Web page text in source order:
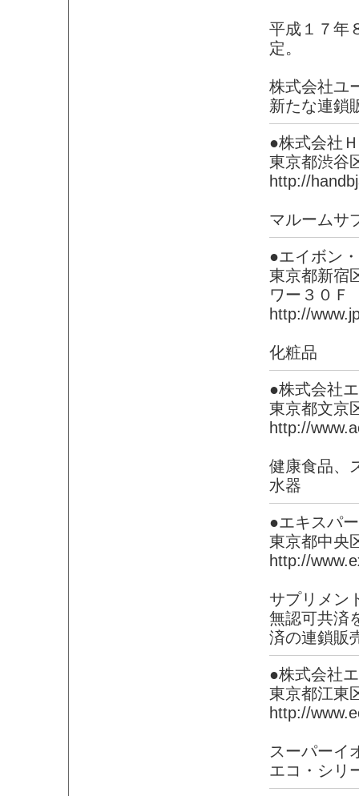
平成１７年
定。
株式会社ユ
新たな連鎖
●株式会社
東京都渋谷
http://
マルームサ
●エイボン
東京都新宿
ワー３０Ｆ
http://
化粧品
●株式会社
東京都文京
http://
健康食品、
水器
●エキスパ
東京都中央
http://
サプリメン
無認可共済
済の連鎖販
●株式会社
東京都江東
http://
スーパー
エコ・シリ